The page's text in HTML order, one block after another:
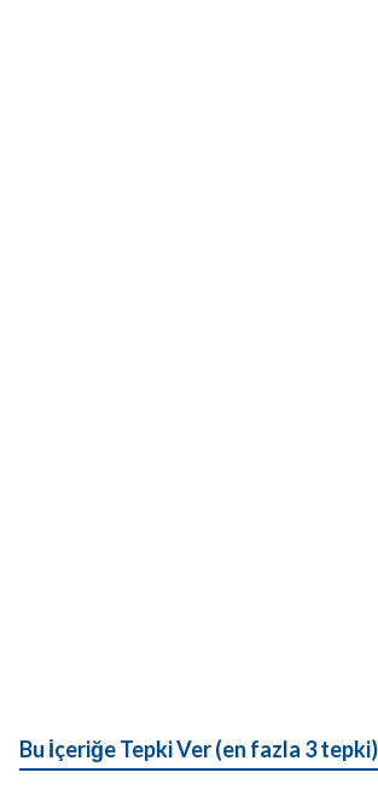
Bu İçeriğe Tepki Ver (en fazla 3 tepki)